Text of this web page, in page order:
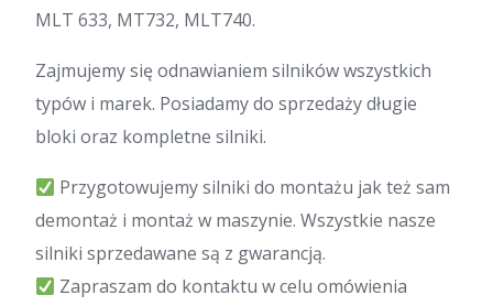
MLT 633, MT732, MLT740.
Zajmujemy się odnawianiem silników wszystkich
typów i marek. Posiadamy do sprzedaży długie
bloki oraz kompletne silniki.
Przygotowujemy silniki do montażu jak też sam
demontaż i montaż w maszynie. Wszystkie nasze
silniki sprzedawane są z gwarancją.
Zapraszam do kontaktu w celu omówienia